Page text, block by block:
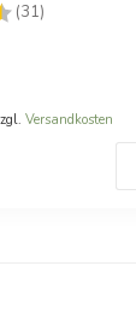
(31)
Versandkosten